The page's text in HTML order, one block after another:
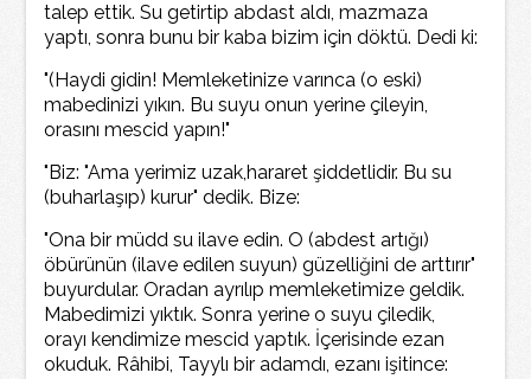
talep ettik. Su getirtip abdast aldı, mazmaza
yaptı, sonra bunu bir kaba bizim için döktü. Dedi ki:
"(Haydi gidin! Memleketinize varınca (o eski)
mabedinizi yıkın. Bu suyu onun yerine çileyin,
orasını mescid yapın!"
"Biz: "Ama yerimiz uzak,hararet şiddetlidir. Bu su
(buharlaşıp) kurur" dedik. Bize:
"Ona bir müdd su ilave edin. O (abdest artığı)
öbürünün (ilave edilen suyun) güzelliğini de arttırır"
buyurdular. Oradan ayrılıp memleketimize geldik.
Mabedimizi yıktık. Sonra yerine o suyu çiledik,
orayı kendimize mescid yaptık. İçerisinde ezan
okuduk. Râhibi, Tayylı bir adamdı, ezanı işitince: